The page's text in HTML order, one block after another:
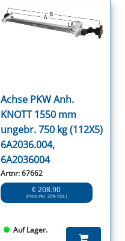
Achse PKW Anh.
KNOTT 1550 mm
ungebr. 750 kg (112X5)
6A2036.004,
6A2036004
Artnr: 67662
€ 208.90
(Preis inkl. 20% USt.)
Auf Lager.